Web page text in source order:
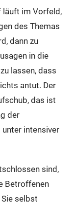
läuft im Vorfeld,
des Themas
dann zu
in die
lassen, dass
antut. Der
das ist
der
intensiver
sind,
Betroffenen
selbst